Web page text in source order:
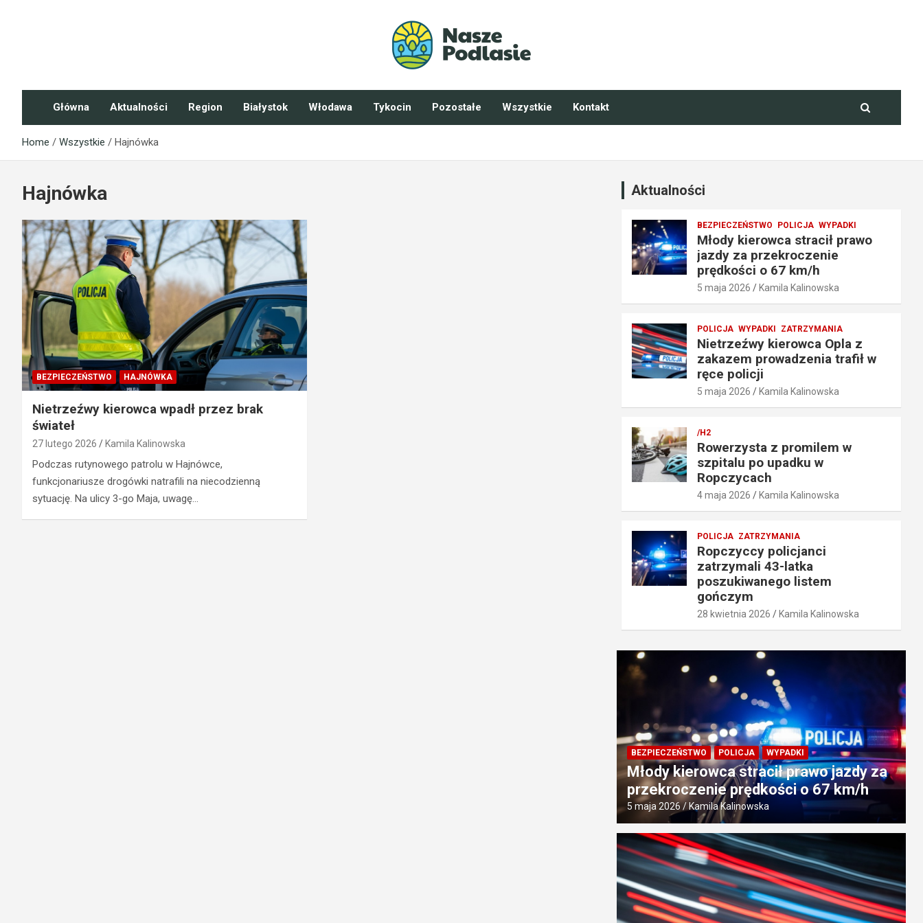
NaszePodlasie.pl
Główna Aktualności Region Białystok Włodawa Tykocin Pozostałe Wszystkie Kontakt
Home Wszystkie Hajnówka
Hajnówka
BEZPIECZEŃSTWO HAJNÓWKA
Nietrzeźwy kierowca wpadł przez brak
świateł
27 lutego 2026 Kamila Kalinowska
Podczas rutynowego patrolu w Hajnówce,
funkcjonariusze drogówki natrafili na niecodzienną
sytuację. Na ulicy 3-go Maja, uwagę…
Aktualności
BEZPIECZEŃSTWO POLICJA WYPADKI
Młody kierowca stracił prawo
jazdy za przekroczenie
prędkości o 67 km/h
5 maja 2026 Kamila Kalinowska
POLICJA WYPADKI ZATRZYMANIA
Nietrzeźwy kierowca Opla z
zakazem prowadzenia trafił w
ręce policji
5 maja 2026 Kamila Kalinowska
/H2
Rowerzysta z promilem w
szpitalu po upadku w
Ropczycach
4 maja 2026 Kamila Kalinowska
POLICJA ZATRZYMANIA
Ropczyccy policjanci
zatrzymali 43-latka
poszukiwanego listem
gończym
28 kwietnia 2026 Kamila Kalinowska
BEZPIECZEŃSTWO POLICJA WYPADKI
Młody kierowca stracił prawo jazdy za
przekroczenie prędkości o 67 km/h
5 maja 2026 Kamila Kalinowska